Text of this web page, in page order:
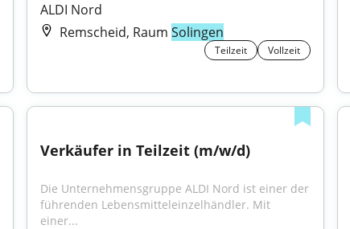
ALDI Nord
Remscheid, RaumSolingen
Teilzeit Vollzeit
Verkäufer in Teilzeit (m/w/d)
Die Unternehmensgruppe ALDI Nord ist einer der
führenden Lebensmitteleinzelhändler. Mit
einer...